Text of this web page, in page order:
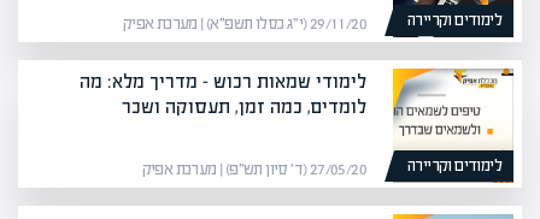
לימודים וקריירה 29/11/20 (י״ג כסלו תשפ״א) | מערכת אפיק
לימודים וקריירה
לימודי שמאות רכוש – מדריך מלא: מה
לומדים, כמה זמן, תעסוקה ושכר
27/05/20 (ד׳ סיון תש״פ) | מערכת אפיק